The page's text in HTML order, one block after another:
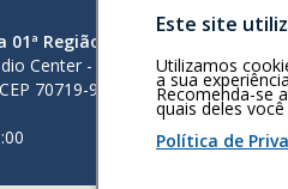
a
c
h
o
a
Região (DF)
Center - Ala A - 4º Andar -
70719-900
Este site
Utilizamos
a sua
Recomenda-se
quais deles
Política de